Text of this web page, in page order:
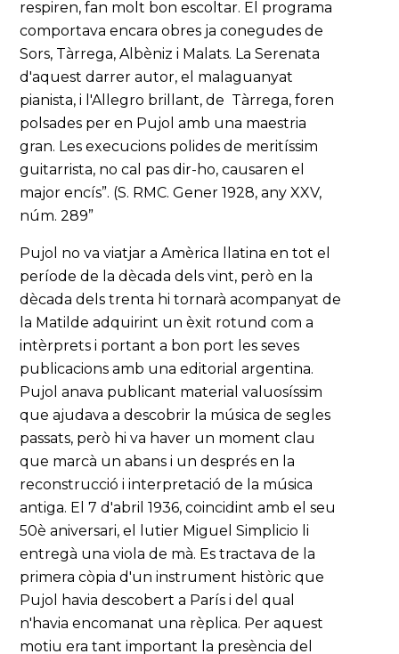
respiren, fan molt bon escoltar. El programa
comportava encara obres ja conegudes de
Sors, Tàrrega, Albèniz i Malats. La Serenata
d'aquest darrer autor, el malaguanyat
pianista, i l'Allegro brillant, de Tàrrega, foren
polsades per en Pujol amb una maestria
gran. Les execucions polides de meritíssim
guitarrista, no cal pas dir-ho, causaren el
major encís”. (S. RMC. Gener 1928, any XXV,
núm. 289”
Pujol no va viatjar a Amèrica llatina en tot el
període de la dècada dels vint, però en la
dècada dels trenta hi tornarà acompanyat de
la Matilde adquirint un èxit rotund com a
intèrprets i portant a bon port les seves
publicacions amb una editorial argentina.
Pujol anava publicant material valuosíssim
que ajudava a descobrir la música de segles
passats, però hi va haver un moment clau
que marcà un abans i un després en la
reconstrucció i interpretació de la música
antiga. El 7 d'abril 1936, coincidint amb el seu
50è aniversari, el lutier Miguel Simplicio li
entregà una viola de mà. Es tractava de la
primera còpia d'un instrument històric que
Pujol havia descobert a París i del qual
n'havia encomanat una rèplica. Per aquest
motiu era tant important la presència del